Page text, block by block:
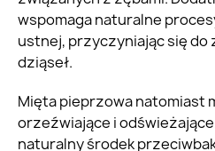
wspomaga naturalne
ustnej, przyczyniając się do
dziąseł.
Mięta pieprzowa natomiast
orzeźwiające i
naturalny środek